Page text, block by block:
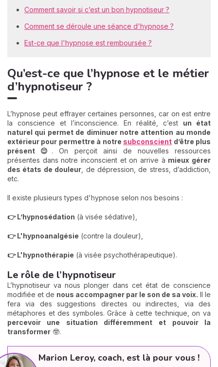
Comment savoir si c’est un bon hypnotiseur ?
Comment se déroule une séance d'hypnose ?
Est-ce que l'hypnose est remboursée ?
Qu’est-ce que l’hypnose et le métier
d’hypnotiseur ?
L’hypnose peut effrayer certaines personnes, car on est entre
la conscience et l’inconscience. En réalité, c’est un état
naturel qui permet de diminuer notre attention au monde
extérieur pour permettre à notre subconscient d’être plus
présent 😌 . On perçoit ainsi de nouvelles ressources
présentes dans notre inconscient et on arrive à mieux gérer
des états de douleur , de dépression, de stress, d’addiction,
etc.
Il existe plusieurs types d'hypnose selon nos besoins :
👉 L’hypnosédation (à visée sédative),
👉 L'hypnoanalgésie (contre la douleur),
👉 L'hypnothérapie (à visée psychothérapeutique).
Le rôle de l’hypnotiseur
L’hypnotiseur va nous plonger dans cet état de conscience
modifiée et de nous accompagner par le son de sa voix. Il le
fera via des suggestions directes ou indirectes, via des
métaphores et des symboles. Grâce à cette technique, on va
percevoir une situation différemment
et pouvoir la
transformer 🤓.
Marion Leroy, coach, est là pour vous !